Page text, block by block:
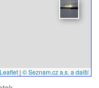
Leaflet | © Seznam.cz a.s. a další